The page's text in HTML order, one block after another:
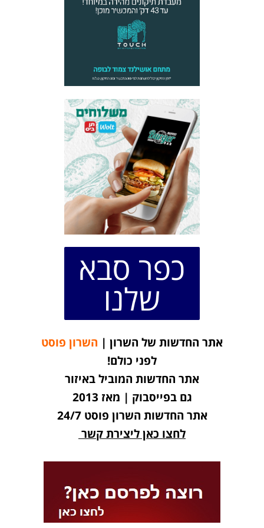
כפר סבא
שלנו
אתר החדשות של השרון | השרון פוסט
לפני כולם!
אתר החדשות המוביל באיזור
גם בפייסבוק | מאז 2013
אתר החדשות השרון פוסט 24/7
לחצו כאן ליצירת קשר